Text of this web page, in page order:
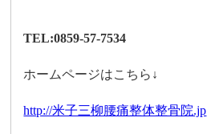
TEL:0859-57-7534
ホームページはこちら↓
http://米子三柳腰痛整体整骨院.jp